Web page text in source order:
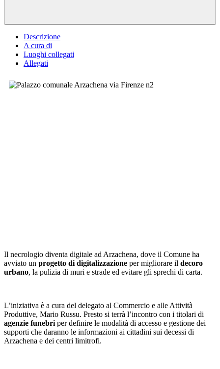
Descrizione
A cura di
Luoghi collegati
Allegati
Il necrologio diventa digitale ad Arzachena, dove il Comune ha
avviato un progetto di digitalizzazione per migliorare il decoro
urbano, la pulizia di muri e strade ed evitare gli sprechi di carta.
L’iniziativa è a cura del delegato al Commercio e alle Attività
Produttive, Mario Russu. Presto si terrà l’incontro con i titolari di
agenzie funebri per definire le modalità di accesso e gestione dei
supporti che daranno le informazioni ai cittadini sui decessi di
Arzachena e dei centri limitrofi.